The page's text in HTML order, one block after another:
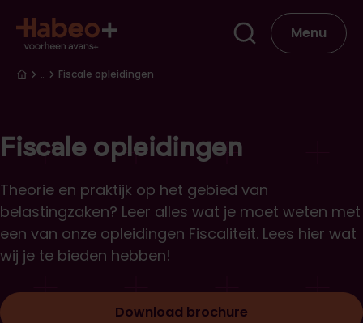
Menu
Kruimelpad
… Fiscale opleidingen
Fiscale opleidingen
Theorie en praktijk op het gebied van
belastingzaken? Leer alles wat je moet weten met
een van onze opleidingen Fiscaliteit. Lees hier wat
wij je te bieden hebben!
Download brochure